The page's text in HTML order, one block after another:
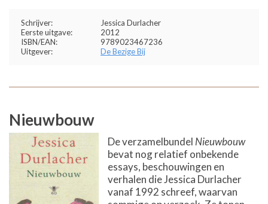
Schrijver:
Jessica Durlacher
Eerste uitgave:
2012
ISBN/EAN:
9789023467236
Uitgever:
De Bezige Bij
Nieuwbouw
De verzamelbundel Nieuwbouw
bevat nog relatief onbekende
essays, beschouwingen en
verhalen die Jessica Durlacher
vanaf 1992 schreef, waarvan